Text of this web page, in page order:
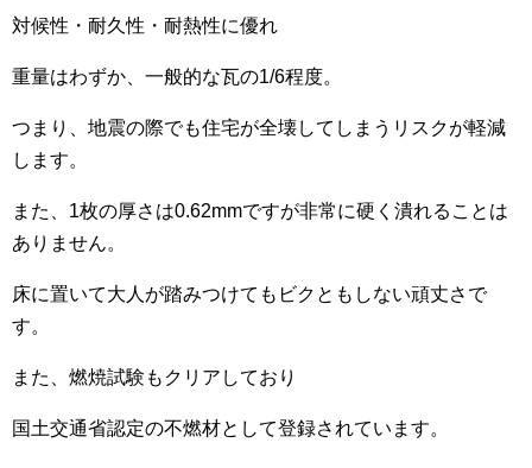
対候性・耐久性・耐熱性に優れ
重量はわずか、一般的な瓦の1/6程度。
つまり、地震の際でも住宅が全壊してしまうリスクが軽減
します。
また、1枚の厚さは0.62mmですが非常に硬く潰れることは
ありません。
床に置いて大人が踏みつけてもビクともしない頑丈さで
す。
また、燃焼試験もクリアしており
国土交通省認定の不燃材として登録されています。